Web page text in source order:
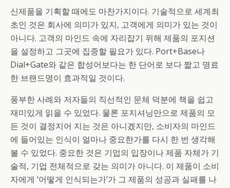
신제품을 기획할 때에도 마찬가지이다. 기술적으로 세계최
초인 것은 회사에 의미가 있지, 고객에게 의미가 있는 것이
아니다. 고객의 마인드 속에 자리잡기 위해 제품의 포지션
을 설정하고 그곳에 집중할 필요가 있다. Port+Base나
Dial+Gate와 같은 합성어보다는 한 단어로 보다 짧고 명료
한 브랜드명이 효과적일 것이다.
풍부한 사례와 저자들의 직선적인 문체 덕분에 책을 쉽고
재미있게 읽을 수 있었다. 물론 포지셔닝만으로 제품의 모
든 것이 결정지어 지는 것은 아니겠지만, 소비자의 마인드
에 들어있는 인식이 얼마나 중요한가를 다시 한 번 생각해
볼 수 있었다. 중요한 것은 기업의 입장이나 제품 자체가 기
술적, 기업 전체적으로 갖는 의미가 아니다. 이 제품이 소비
자에게 ‘어떻게 인식되는가’가 그 제품의 성공과 실패를 나